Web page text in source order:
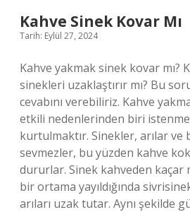
Kahve Sinek Kovar Mı
Tarih: Eylül 27, 2024
Kahve yakmak sinek kovar mı?
sinekleri uzaklaştırır mı? Bu
cevabını verebiliriz. Kahve
etkili nedenlerinden biri
kurtulmaktır. Sinekler, arılar ve
sevmezler, bu yüzden kahve
dururlar. Sinek kahveden kaçar
bir ortama yayıldığında
arıları uzak tutar. Aynı şekilde